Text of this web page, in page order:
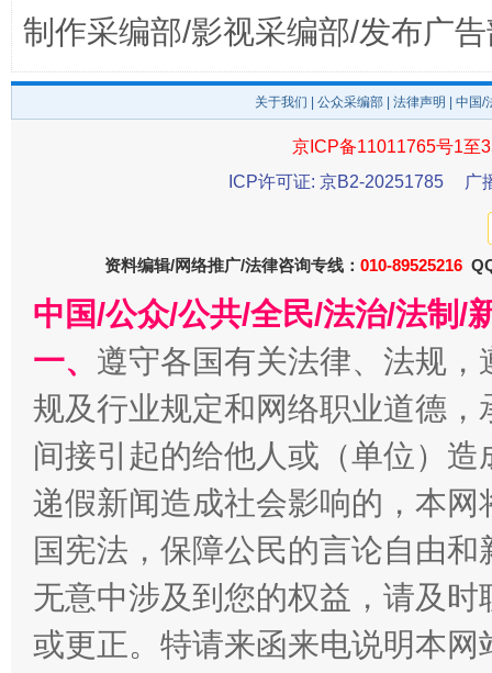
千年窑火 生生不息 一
制作采编部/影视采编部/发布广
关于我们 公众采编部 法律声明 | 中国
京ICP备11011765号1至
ICP许可证: 京B2-20251785
广
资料编辑/网络推广/法律咨询专线： 010-89525216
中国/公众/公共/全民/法治/法制/
一、 遵守各国有关法律、法规
规及行业规定和网络职业道德
间接引起的给他人或（单位）
递假新闻造成社会影响的，本
国宪法，保障公民的言论自由
无意中涉及到您的权益，请及
或更正。特请来函来电说明本